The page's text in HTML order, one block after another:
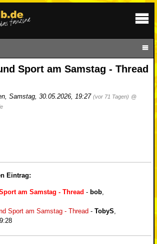
Sport am Samstag - Thread
, Samstag, 30.05.2026, 19:27 (vor 71 Tagen) @
Eintrag:
am Samstag - Thread - bob,
Sport am Samstag - Thread - TobyS,